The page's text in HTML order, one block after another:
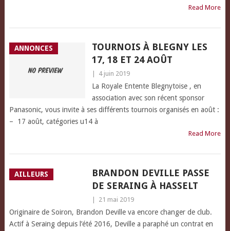
Read More
ANNONCES
TOURNOIS À BLEGNY LES
17, 18 ET 24 AOÛT
4 juin 2019
La Royale Entente Blegnytoise , en
association avec son récent sponsor
Panasonic, vous invite à ses différents tournois organisés en août :
– 17 août, catégories u14 à
Read More
AILLEURS
BRANDON DEVILLE PASSE
DE SERAING À HASSELT
21 mai 2019
Originaire de Soiron, Brandon Deville va encore changer de club.
Actif à Seraing depuis l’été 2016, Deville a paraphé un contrat en